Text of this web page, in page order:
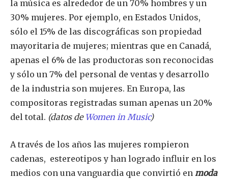
la música es alrededor de un 70% hombres y un
30% mujeres. Por ejemplo, en Estados Unidos,
sólo el 15% de las discográficas son propiedad
mayoritaria de mujeres; mientras que en Canadá,
apenas el 6% de las productoras son reconocidas
y sólo un 7% del personal de ventas y desarrollo
de la industria son mujeres. En Europa, las
compositoras registradas suman apenas un 20%
del total. (datos de Women in Music)
A través de los años las mujeres rompieron
cadenas, estereotipos y han logrado influir en los
medios con una vanguardia que convirtió en moda